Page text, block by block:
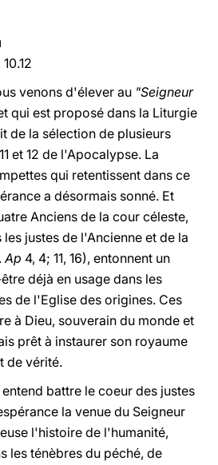
10.12
venons d'élever au "Seigneur
qui est proposé dans la Liturgie
de la sélection de plusieurs
et 12 de l'Apocalypse. La
qui retentissent dans ce
a désormais sonné. Et
Anciens de la cour céleste,
justes de l'Ancienne et de la
Ap 4, 4; 11, 16), entonnent un
déjà en usage dans les
de l'Eglise des origines. Ces
à Dieu, souverain du monde et
prêt à instaurer son royaume
de vérité.
battre le coeur des justes
la venue du Seigneur
l'histoire de l'humanité,
les ténèbres du péché, de